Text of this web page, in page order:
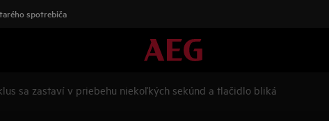
spotrebiča
sa zastaví v priebehu niekoľkých sekúnd a tlačidlo bliká